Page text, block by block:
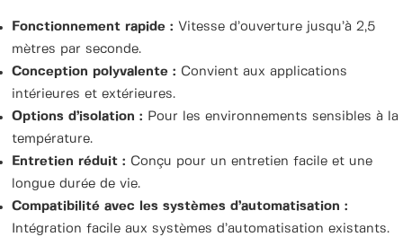
Fonctionnement rapide : Vitesse d’ouverture jusqu’à 2,5
mètres par seconde.
Conception polyvalente : Convient aux applications
intérieures et extérieures.
Options d’isolation : Pour les environnements sensibles à la
température.
Entretien réduit : Conçu pour un entretien facile et une
longue durée de vie.
Compatibilité avec les systèmes d’automatisation :
Intégration facile aux systèmes d’automatisation existants.